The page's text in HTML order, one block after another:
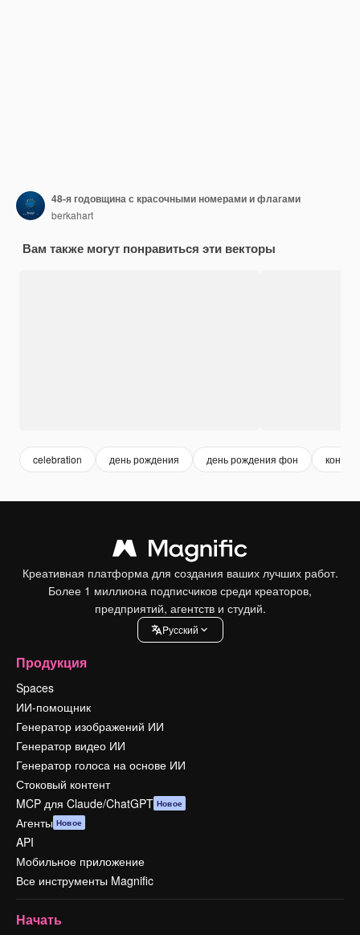
48-я годовщина с красочными номерами и флагами
berkahart
Вам также могут понравиться эти векторы
celebration день рождения день рождения фон
Креативная платформа для создания ваших лучших работ.
Более 1 миллиона подписчиков среди креаторов,
предприятий, агентств и студий.
Pусский
Продукция
Spaces
ИИ-помощник
Генератор изображений ИИ
Генератор видео ИИ
Генератор голоса на основе ИИ
Стоковый контент
MCP для Claude/ChatGPT Новое
Агенты Новое
API
Мобильное приложение
Все инструменты Magnific
Начать